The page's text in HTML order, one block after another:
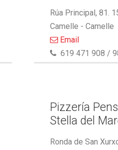
Rúa Principal, 81.
Camelle - Camelle
Email
619 471 908 /
Pizzería
Stella del
Ronda de San